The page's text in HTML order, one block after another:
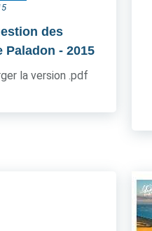
des
Paladon - 2015
la version .pdf